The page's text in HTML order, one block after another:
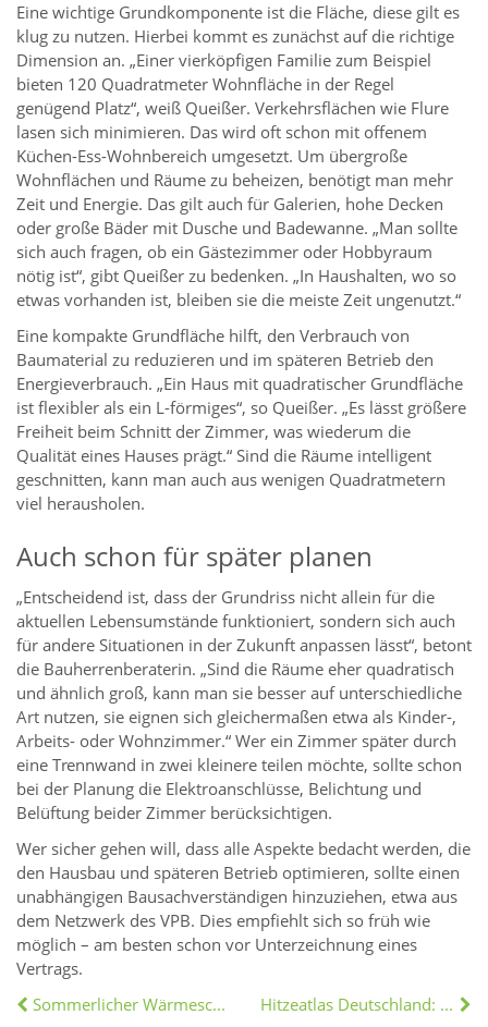
Eine wichtige Grundkomponente ist die Fläche, diese gilt es
klug zu nutzen. Hierbei kommt es zunächst auf die richtige
Dimension an. „Einer vierköpfigen Familie zum Beispiel
bieten 120 Quadratmeter Wohnfläche in der Regel
genügend Platz“, weiß Queißer. Verkehrsflächen wie Flure
lasen sich minimieren. Das wird oft schon mit offenem
Küchen-Ess-Wohnbereich umgesetzt. Um übergroße
Wohnflächen und Räume zu beheizen, benötigt man mehr
Zeit und Energie. Das gilt auch für Galerien, hohe Decken
oder große Bäder mit Dusche und Badewanne. „Man sollte
sich auch fragen, ob ein Gästezimmer oder Hobbyraum
nötig ist“, gibt Queißer zu bedenken. „In Haushalten, wo so
etwas vorhanden ist, bleiben sie die meiste Zeit ungenutzt.“
Eine kompakte Grundfläche hilft, den Verbrauch von
Baumaterial zu reduzieren und im späteren Betrieb den
Energieverbrauch. „Ein Haus mit quadratischer Grundfläche
ist flexibler als ein L-förmiges“, so Queißer. „Es lässt größere
Freiheit beim Schnitt der Zimmer, was wiederum die
Qualität eines Hauses prägt.“ Sind die Räume intelligent
geschnitten, kann man auch aus wenigen Quadratmetern
viel herausholen.
Auch schon für später planen
„Entscheidend ist, dass der Grundriss nicht allein für die
aktuellen Lebensumstände funktioniert, sondern sich auch
für andere Situationen in der Zukunft anpassen lässt“, betont
die Bauherrenberaterin. „Sind die Räume eher quadratisch
und ähnlich groß, kann man sie besser auf unterschiedliche
Art nutzen, sie eignen sich gleichermaßen etwa als Kinder-,
Arbeits- oder Wohnzimmer.“ Wer ein Zimmer später durch
eine Trennwand in zwei kleinere teilen möchte, sollte schon
bei der Planung die Elektroanschlüsse, Belichtung und
Belüftung beider Zimmer berücksichtigen.
Wer sicher gehen will, dass alle Aspekte bedacht werden, die
den Hausbau und späteren Betrieb optimieren, sollte einen
unabhängigen Bausachverständigen hinzuziehen, etwa aus
dem Netzwerk des VPB. Dies empfiehlt sich so früh wie
möglich – am besten schon vor Unterzeichnung eines
Vertrags.
Sommerlicher Wärmeschutz: Das müssen Wohnungseigentümer beachten
Hitzeatlas Deutschland: Daten zeigen, wo es am heißesten wird